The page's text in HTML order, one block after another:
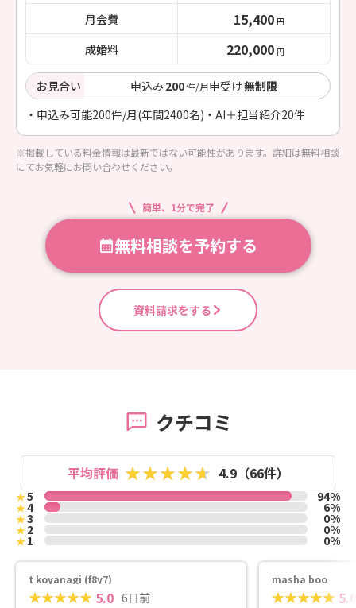
月会費 15,400 円
成婚料 220,000 円
お見合い 申込み200件/月申受け無制限
・申込み可能200件/月(年間2400名)・AI＋担当紹介20件
※掲載している料金情報は最新ではない可能性があります。詳細は無料相談
にてお気軽にお問い合わせください。
簡単、1分で完了
無料相談を予約する
資料請求をする
クチコミ
平均評価 4.9（66件）
★5 94%
★4 6%
★3 0%
★2 0%
★1 0%
t koyanagi (f8y7)
5.0 6日前
masha boo
5.0